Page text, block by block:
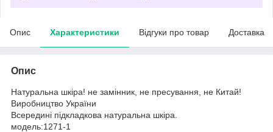
Опис Характеристики Відгуки про товар Доставка
Опис
Натуральна шкіра! не замінник, не пресування, не Китай!
Виробництво України
Всередині підкладкова натуральна шкіра.
модель:1271-1